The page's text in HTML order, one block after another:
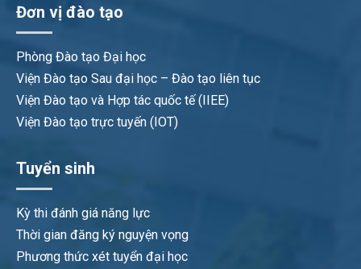
Đơn vị đào tạo
Phòng Đào tạo Đại học
Viện Đào tạo Sau đại học – Đào tạo liên tục
Viện Đào tạo và Hợp tác quốc tế (IIEE)
Viện Đào tạo trực tuyến (IOT)
Tuyển sinh
Kỳ thi đánh giá năng lực
Thời gian đăng ký nguyện vọng
Phương thức xét tuyển đại học